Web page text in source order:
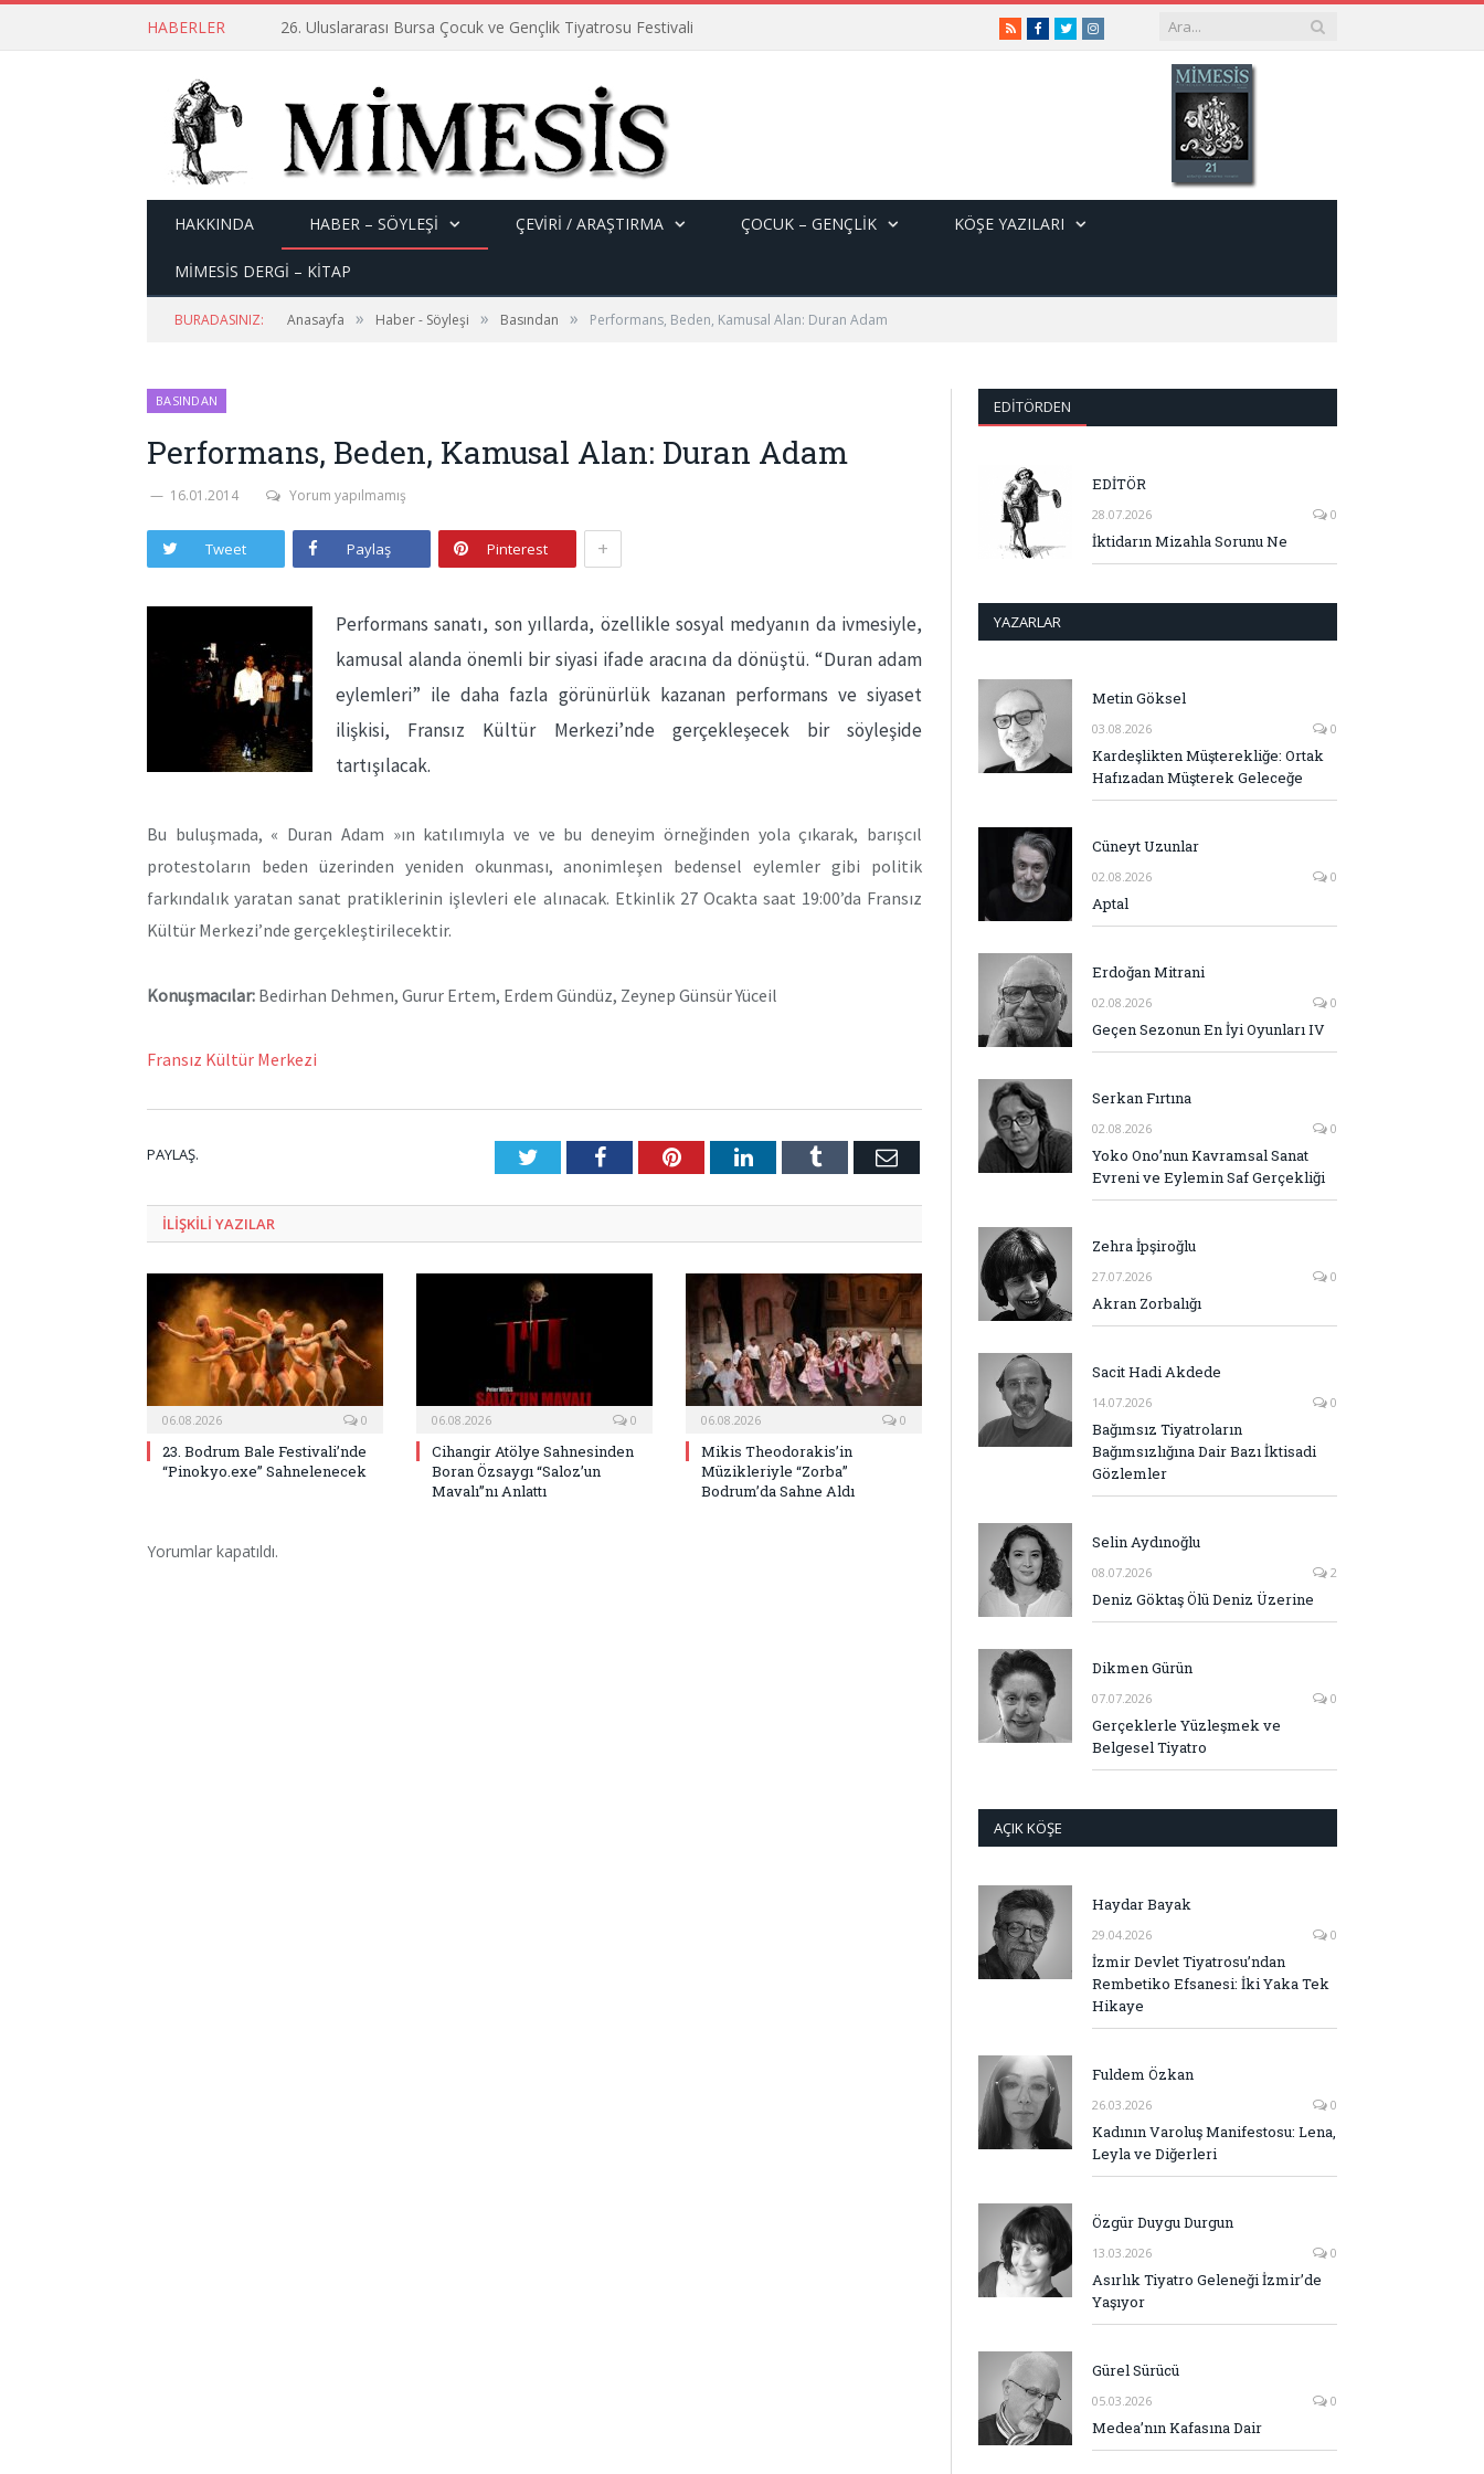
HABERLER 26. Uluslararası Bursa Çocuk ve Gençlik Tiyatrosu Festivali RSSFacebook
TwitterInstagram
HAKKINDA HABER – SÖYLEŞI ÇEVİRİ / ARAŞTIRMA ÇOCUK – GENÇLIK KÖŞE YAZILARI
MİMESİS DERGİ – KİTAP
BURADASINIZ: Anasayfa » Haber - Söyleşi » Basından » Performans, Beden, Kamusal Alan: Duran Adam
BASINDAN
Performans, Beden, Kamusal Alan: Duran Adam
16.01.2014 Yorum yapılmamış
Tweet Paylaş Pinterest +
Performans sanatı, son yıllarda, özellikle sosyal medyanın da ivmesiyle,
kamusal alanda önemli bir siyasi ifade aracına da dönüştü. “Duran adam
eylemleri” ile daha fazla görünürlük kazanan performans ve siyaset
ilişkisi, Fransız Kültür Merkezi’nde gerçekleşecek bir söyleşide
tartışılacak.
Bu buluşmada, « Duran Adam »ın katılımıyla ve ve bu deneyim örneğinden yola çıkarak, barışcıl
protestoların beden üzerinden yeniden okunması, anonimleşen bedensel eylemler gibi politik
farkındalık yaratan sanat pratiklerinin işlevleri ele alınacak. Etkinlik 27 Ocakta saat 19:00’da Fransız
Kültür Merkezi’nde gerçekleştirilecektir.
Konuşmacılar: Bedirhan Dehmen, Gurur Ertem, Erdem Gündüz, Zeynep Günsür Yüceil
Fransız Kültür Merkezi
PAYLAŞ. TwitterFacebookPinterestLinkedInTumblr E-
ILIŞKILI YAZILAR
06.08.2026 0
23. Bodrum Bale Festivali’nde
“Pinokyo.exe” Sahnelenecek
06.08.2026 0
Cihangir Atölye Sahnesinden
Boran Özsaygı “Saloz’un
Mavalı”nı Anlattı
06.08.2026 0
Mikis Theodorakis’in
Müzikleriyle “Zorba”
Bodrum’da Sahne Aldı
Yorumlar kapatıldı.
EDITÖRDEN
EDİTÖR
28.07.2026 0
İktidarın Mizahla Sorunu Ne
YAZARLAR
Metin Göksel
03.08.2026 0
Kardeşlikten Müşterekliğe: Ortak
Hafızadan Müşterek Geleceğe
Cüneyt Uzunlar
02.08.2026 0
Aptal
Erdoğan Mitrani
02.08.2026 0
Geçen Sezonun En İyi Oyunları IV
Serkan Fırtına
02.08.2026 0
Yoko Ono’nun Kavramsal Sanat
Evreni ve Eylemin Saf Gerçekliği
Zehra İpşiroğlu
27.07.2026 0
Akran Zorbalığı
Sacit Hadi Akdede
14.07.2026 0
Bağımsız Tiyatroların
Bağımsızlığına Dair Bazı İktisadi
Gözlemler
Selin Aydınoğlu
08.07.2026 2
Deniz Göktaş Ölü Deniz Üzerine
Dikmen Gürün
07.07.2026 0
Gerçeklerle Yüzleşmek ve
Belgesel Tiyatro
AÇIK KÖŞE
Haydar Bayak
29.04.2026 0
İzmir Devlet Tiyatrosu’ndan
Rembetiko Efsanesi: İki Yaka Tek
Hikaye
Fuldem Özkan
26.03.2026 0
Kadının Varoluş Manifestosu: Lena,
Leyla ve Diğerleri
Özgür Duygu Durgun
13.03.2026 0
Asırlık Tiyatro Geleneği İzmir’de
Yaşıyor
Gürel Sürücü
05.03.2026 0
Medea’nın Kafasına Dair